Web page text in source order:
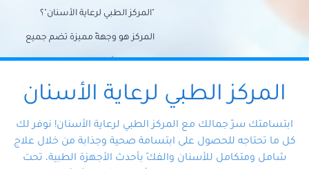
"المركز الطبي لرعاية الأسنان"؟
المركز هو وجهةً مميزة تضم جميع
احتياجات الأسنان تحت سقف واحد،
وتضمن لك حلاً شاملًا لجميع
المتخصص ذوي الخبرة، ستجد نفسك
في أيد أمينة تلبي احتياجاتك بكل
المركز الطبي لرعاية الأسنان
ابتسامتك سرّ جمالك مع المركز الطبي لرعاية الأسنان! نوفر لك
كل ما تحتاجه للحصول على ابتسامة صحية وجذابة من خلال علاج
شامل ومتكامل للأسنان والفكّ بأحدث الأجهزة الطبية، تحت